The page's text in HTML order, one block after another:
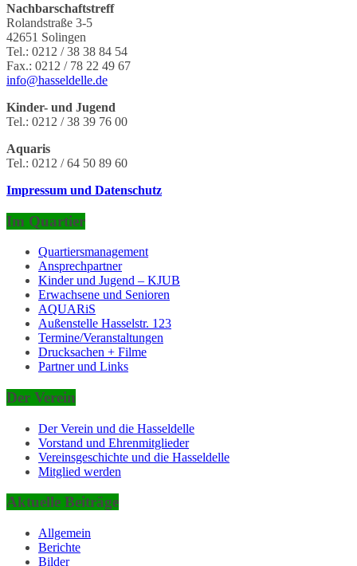
Nachbarschaftstreff
Rolandstraße 3-5
42651 Solingen
Tel.: 0212 / 38 38 84 54
Fax.: 0212 / 78 22 49 67‬
info@hasseldelle.de
Kinder- und Jugend
Tel.: 0212 / 38 39 76 00
Aquaris
Tel.: 0212 / 64 50 89 60
Impressum und Datenschutz
Im Quartier
Quartiersmanagement
Ansprechpartner
Kinder und Jugend – KJUB
Erwachsene und Senioren
AQUARiS
Außenstelle Hasselstr. 123
Termine/Veranstaltungen
Drucksachen + Filme
Partner und Links
Der Verein
Der Verein und die Hasseldelle
Vorstand und Ehrenmitglieder
Vereinsgeschichte und die Hasseldelle
Mitglied werden
Aktuelle Beiträge
Allgemein
Berichte
Bilder